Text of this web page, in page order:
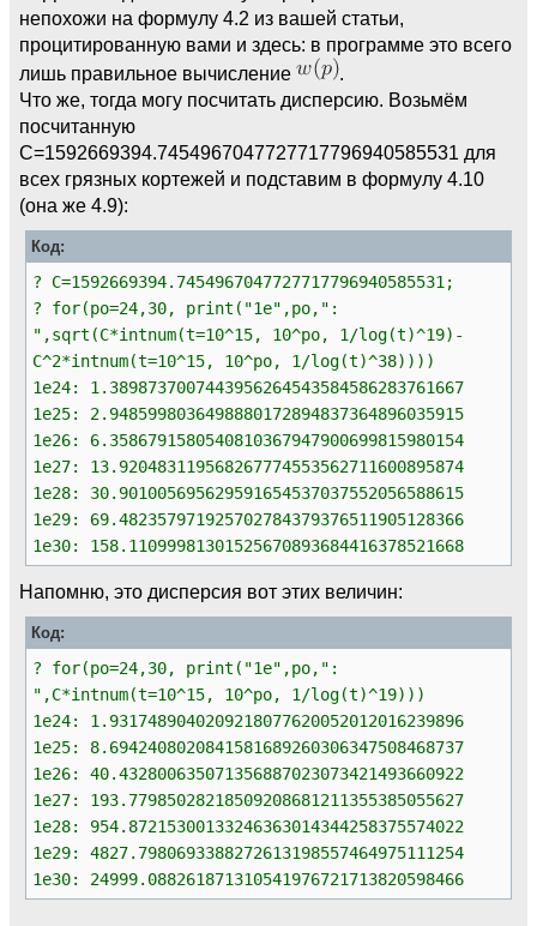
непохожи на формулу 4.2 из вашей статьи,
процитированную вами и здесь: в программе это всего
лишь правильное вычисление
.
Что же, тогда могу посчитать дисперсию. Возьмём
посчитанную
C=1592669394.7454967047727717796940585531 для
всех грязных кортежей и подставим в формулу 4.10
(она же 4.9):
Код:
? C=1592669394.7454967047727717796940585531;
? for(po=24,30, print("1e",po,":
",sqrt(C*intnum(t=10^15, 10^po, 1/log(t)^19)-
C^2*intnum(t=10^15, 10^po, 1/log(t)^38))))
1e24: 1.3898737007443956264543584586283761667
1e25: 2.9485998036498880172894837364896035915
1e26: 6.3586791580540810367947900699815980154
1e27: 13.920483119568267774553562711600895874
1e28: 30.901005695629591654537037552056588615
1e29: 69.482357971925702784379376511905128366
1e30: 158.11099981301525670893684416378521668
Напомню, это дисперсия вот этих величин:
Код:
? for(po=24,30, print("1e",po,":
",C*intnum(t=10^15, 10^po, 1/log(t)^19)))
1e24: 1.9317489040209218077620052012016239896
1e25: 8.6942408020841581689260306347508468737
1e26: 40.432800635071356887023073421493660922
1e27: 193.77985028218509208681211355385055627
1e28: 954.87215300133246363014344258375574022
1e29: 4827.7980693388272613198557464975111254
1e30: 24999.088261871310541976721713820598466